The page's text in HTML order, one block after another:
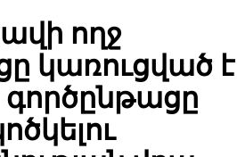
ողջ
կառուցված է